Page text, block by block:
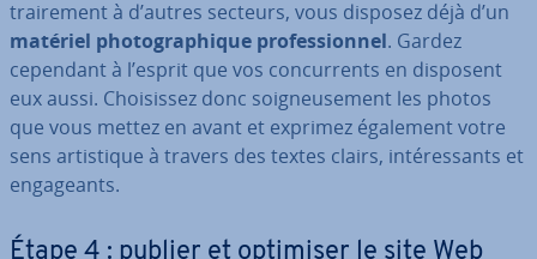
trai­re­ment à d’autres secteurs, vous disposez déjà d’un
matériel pho­to­gra­phique pro­fes­sion­nel. Gardez
cependant à l’esprit que vos con­cur­rents en disposent
eux aussi. Choi­sis­sez donc soig­neu­se­ment les photos
que vous mettez en avant et exprimez également votre
sens ar­tis­tique à travers des textes clairs, in­té­res­sants et
en­ga­geants.
Étape 4 : publier et optimiser le site Web